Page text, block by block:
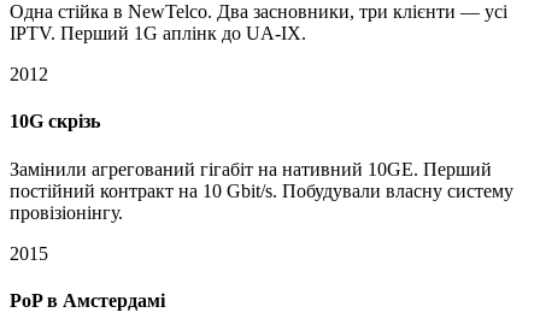
Одна стійка в NewTelco. Два засновники, три клієнти — усі
IPTV. Перший 1G аплінк до UA-IX.
2012
10G скрізь
Замінили агрегований гігабіт на нативний 10GE. Перший
постійний контракт на 10 Gbit/s. Побудували власну систему
провізіонінгу.
2015
PoP в Амстердамі